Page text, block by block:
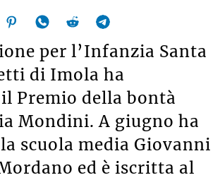
per l’Infanzia Santa
di Imola ha
Premio della bontà
Mondini. A giugno ha
scuola media Giovanni
ed è iscritta al